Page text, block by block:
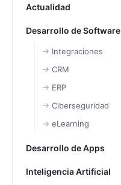
Actualidad
Desarrollo de Software
Integraciones
CRM
ERP
Ciberseguridad
eLearning
Desarrollo de Apps
Inteligencia Artificial